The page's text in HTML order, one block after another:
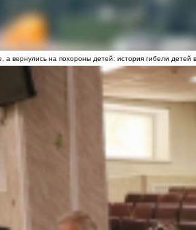
а вернулись на похороны детей: история гибели детей